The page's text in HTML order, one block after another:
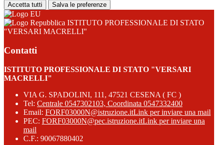
Accetta tutti Salva le preferenze
ISTITUTO PROFESSIONALE DI STATO
"VERSARI MACRELLI"
Contatti
ISTITUTO PROFESSIONALE DI STATO "VERSARI
MACRELLI"
VIA G. SPADOLINI, 111, 47521 CESENA ( FC )
Tel: Centrale 0547302103, Coordinata 0547332400
Email: FORF03000N@istruzione.itLink per inviare una mail
PEC: FORF03000N@pec.istruzione.itLink per inviare una
mail
C.F.: 90067880402